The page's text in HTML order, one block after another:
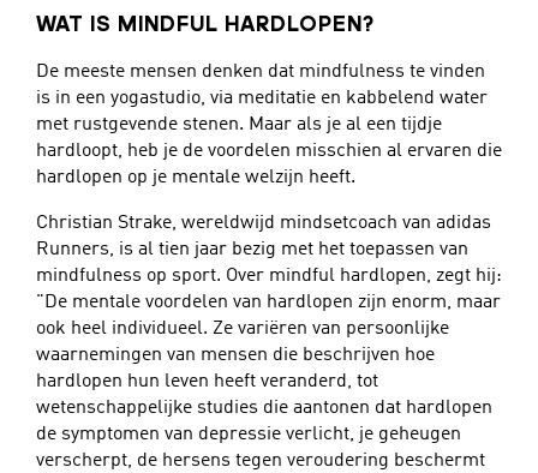
WAT IS MINDFUL HARDLOPEN?
De meeste mensen denken dat mindfulness te vinden
is in een yogastudio, via meditatie en kabbelend water
met rustgevende stenen. Maar als je al een tijdje
hardloopt, heb je de voordelen misschien al ervaren die
hardlopen op je mentale welzijn heeft.
Christian Strake, wereldwijd mindsetcoach van adidas
Runners, is al tien jaar bezig met het toepassen van
mindfulness op sport. Over mindful hardlopen, zegt hij:
"De mentale voordelen van hardlopen zijn enorm, maar
ook heel individueel. Ze variëren van persoonlijke
waarnemingen van mensen die beschrijven hoe
hardlopen hun leven heeft veranderd, tot
wetenschappelijke studies die aantonen dat hardlopen
de symptomen van depressie verlicht, je geheugen
verscherpt, de hersens tegen veroudering beschermt